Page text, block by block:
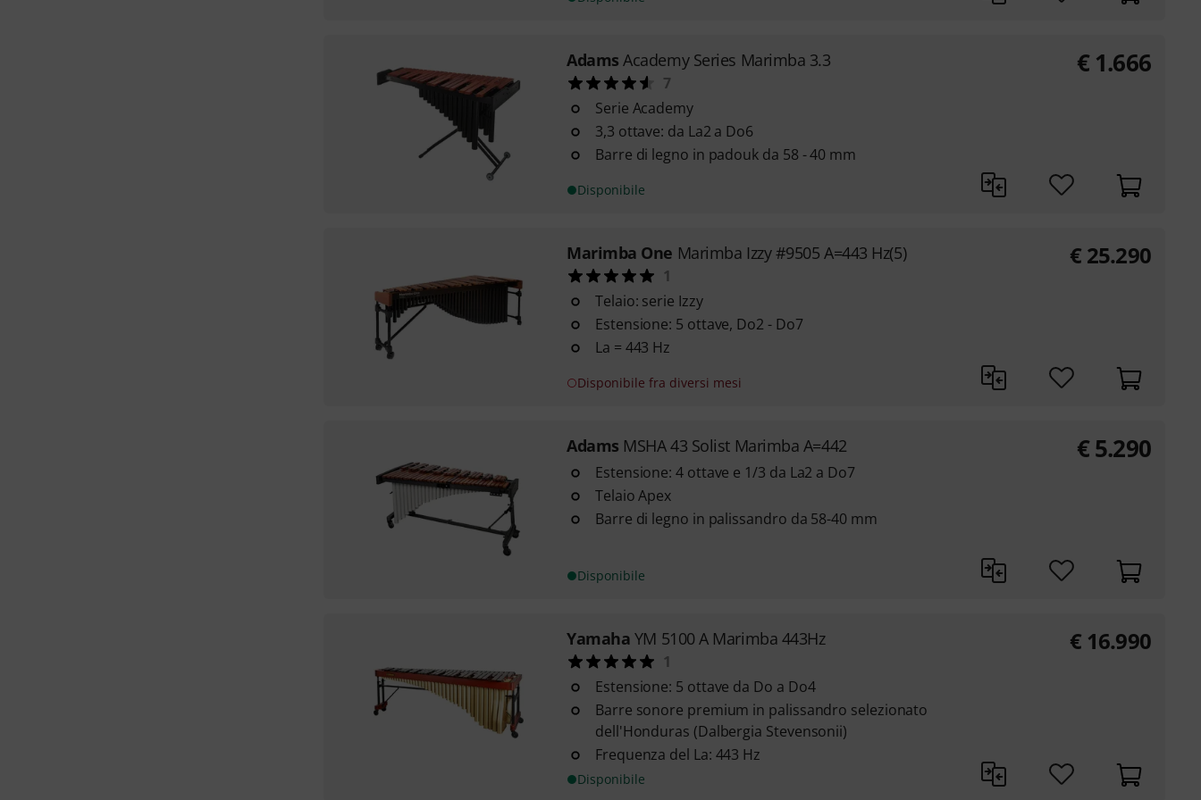
Adams Academy Series Marimba 3.3
7
Serie Academy
3,3 ottave: da La2 a Do6
Barre di legno in padouk da 58 - 40 mm
Disponibile
€ 1.666
Marimba One Marimba Izzy #9505 A=443 Hz(5)
1
Telaio: serie Izzy
Estensione: 5 ottave, Do2 - Do7
La = 443 Hz
Disponibile fra diversi mesi
€ 25.290
Adams MSHA 43 Solist Marimba A=442
Estensione: 4 ottave e 1/3 da La2 a Do7
Telaio Apex
Barre di legno in palissandro da 58-40 mm
Disponibile
€ 5.290
Yamaha YM 5100 A Marimba 443Hz
1
Estensione: 5 ottave da Do a Do4
Barre sonore premium in palissandro selezionato
dell'Honduras (Dalbergia Stevensonii)
Frequenza del La: 443 Hz
Disponibile
€ 16.990